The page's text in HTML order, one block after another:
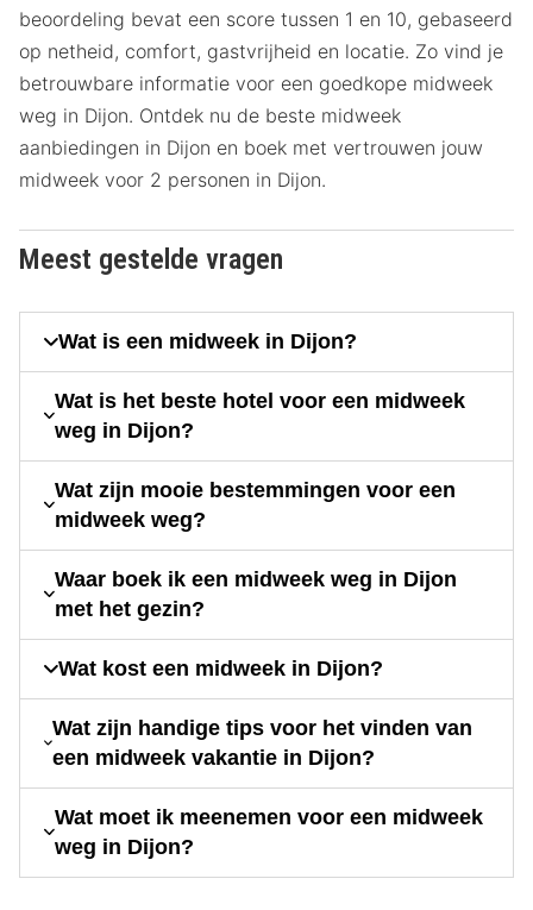
beoordeling bevat een score tussen 1 en 10, gebaseerd
op netheid, comfort, gastvrijheid en locatie. Zo vind je
betrouwbare informatie voor een goedkope midweek
weg in Dijon. Ontdek nu de beste midweek
aanbiedingen in Dijon en boek met vertrouwen jouw
midweek voor 2 personen in Dijon.
Meest gestelde vragen
Wat is een midweek in Dijon?
Wat is het beste hotel voor een midweek
weg in Dijon?
Wat zijn mooie bestemmingen voor een
midweek weg?
Waar boek ik een midweek weg in Dijon
met het gezin?
Wat kost een midweek in Dijon?
Wat zijn handige tips voor het vinden van
een midweek vakantie in Dijon?
Wat moet ik meenemen voor een midweek
weg in Dijon?